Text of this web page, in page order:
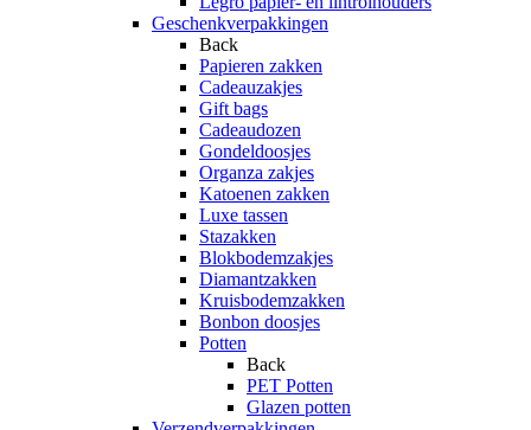
Geschenkverpakkingen
Back
Papieren zakken
Cadeauzakjes
Gift bags
Cadeaudozen
Gondeldoosjes
Organza zakjes
Katoenen zakken
Luxe tassen
Stazakken
Blokbodemzakjes
Diamantzakken
Kruisbodemzakken
Bonbon doosjes
Potten
Back
PET Potten
Glazen potten